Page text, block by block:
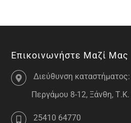
Επικοινωνήστε Μαζί Μας
Διεύθυνση καταστήματος:
Περγάμου 8-12, Ξάνθη, Τ.Κ.
25410 64770